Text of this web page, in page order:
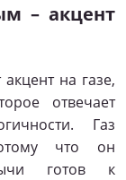
– акцент
на газе,
отвечает
Газ
что он
готов к